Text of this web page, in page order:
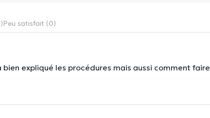
Peu satisfait (0)
expliqué les procédures mais aussi comment faire